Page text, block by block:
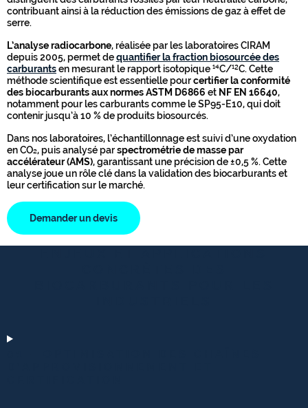
contribuant ainsi à la réduction des émissions de gaz à effet de
serre.
L’analyse radiocarbone, réalisée par les laboratoires CIRAM
depuis 2005, permet dequantifier lafraction biosourcée des
carburantsen mesurant le rapport isotopique ¹⁴C/¹²C. Cette
méthode scientifique est essentielle pourcertifier la conformité
des biocarburants aux normes ASTM D6866 et NF EN 16640,
notamment pour les carburants comme le SP95-E10, qui doit
contenir jusqu’à 10 % de produits biosourcés.
Dans nos laboratoires, l’échantillonnage est suivi d’une oxydation
en CO₂, puis analysé parspectrométrie de masse par
accélérateur (AMS), garantissant une précision de ±0,5 %. Cette
analyse joue un rôle clé dans la validation des biocarburants et
leur certification sur le marché.
Demander un devis